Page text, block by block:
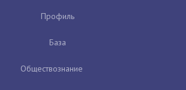
Профиль
База
Обществознание